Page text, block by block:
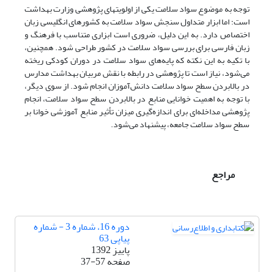
توجه به موضوع سواد سلامت یکی از اولویتهای پژوهشی وزارت بهداشت
است؛ اما ابزار متداول سنجش سواد سلامت به کشورهای انگلیسی ‌زبان
اختصاص دارد. به این دلیل، ضروری است ابزاری متناسب با فرهنگ و
زبان فارسی برای بررسی سواد سلامت در کشور طراحی شود. همچنین،
با تکیه به این نکته که پایه‌های سواد سلامت در دوران کودکی ریخته
می‌شود، نیاز است تا پژوهشی در رابطه با نقش مربیان بهداشت مدارس
در بالابردن سطح سواد سلامت دانش‌آموزان انجام شود. از سوی دیگر،
با توجه به اهمیت خوانایی منابع در بالابردن سطح سواد سلامت، انجام
پژوهشی مداخله‌ای برای اندازه‌گیری میزان تأثیر منابع آموزشی خوانا بر
سطح سواد سلامت جامعه، پیشنهاد می‌شود.
مراجع
دوره 16، شماره 3 - شماره
پیاپی 63
پاییز 1392
صفحه37-57